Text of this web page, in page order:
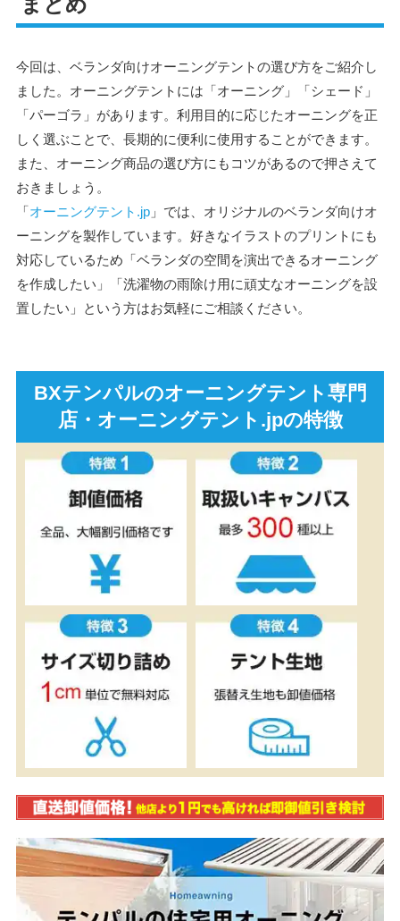
今回は、ベランダ向けオーニングテントの選び方をご紹介し
ました。オーニングテントには「オーニング」「シェード」
「パーゴラ」があります。利用目的に応じたオーニングを正
しく選ぶことで、長期的に便利に使用することができます。
また、オーニング商品の選び方にもコツがあるので押さえて
おきましょう。
「オーニングテント.jp」では、オリジナルのベランダ向けオ
ーニングを製作しています。好きなイラストのプリントにも
対応しているため「ベランダの空間を演出できるオーニング
を作成したい」「洗濯物の雨除け用に頑丈なオーニングを設
置したい」という方はお気軽にご相談ください。
BXテンパルのオーニングテント専門
店・オーニングテント.jpの特徴